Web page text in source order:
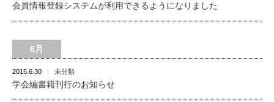
会員情報登録システムが利用できるようになりました
6月
2015.6.30 未分類
学会編書籍刊行のお知らせ